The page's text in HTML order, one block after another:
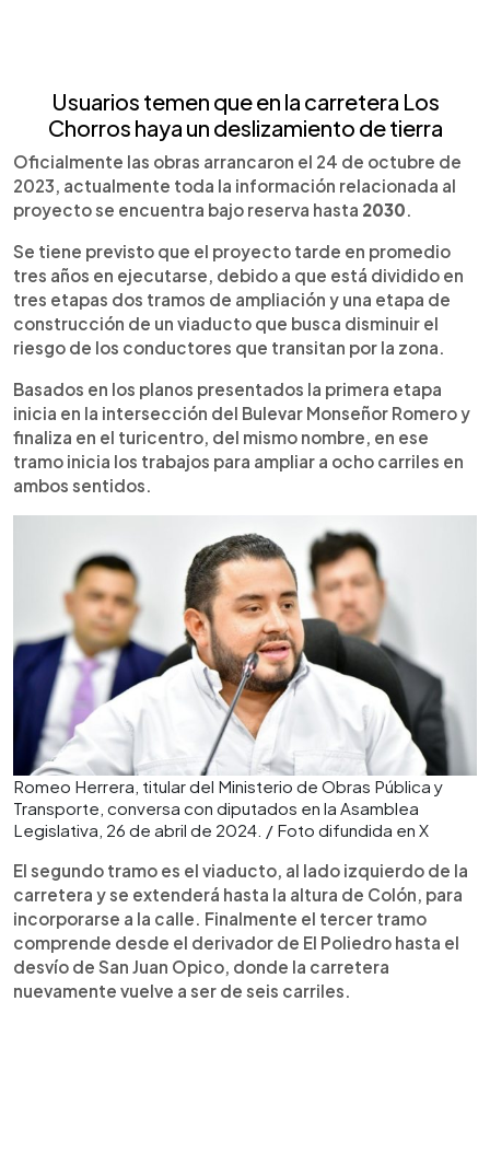
Usuarios temen que en la carretera Los
Chorros haya un deslizamiento de tierra
Oficialmente las obras arrancaron el 24 de octubre de
2023, actualmente toda la información relacionada al
proyecto se encuentra bajo reserva hasta 2030
Se tiene previsto que el proyecto tarde en promedio
tres años en ejecutarse, debido a que está dividido en
tres etapas dos tramos de ampliación y una etapa de
construcción de un viaducto que busca disminuir el
riesgo de los conductores que transitan por la zona.
Basados en los planos presentados la primera etapa
inicia en la intersección del Bulevar Monseñor Romero y
finaliza en el turicentro, del mismo nombre, en ese
tramo inicia los trabajos para ampliar a ocho carriles en
ambos sentidos.
Romeo Herrera, titular del Ministerio de Obras Pública y
Transporte, conversa con diputados en la Asamblea
Legislativa, 26 de abril de 2024. / Foto difundida en X
El segundo tramo es el viaducto, al lado izquierdo de la
carretera y se extenderá hasta la altura de Colón, para
incorporarse a la calle. Finalmente el tercer tramo
comprende desde el derivador de El Poliedro hasta el
desvío de San Juan Opico, donde la carretera
nuevamente vuelve a ser de seis carriles.